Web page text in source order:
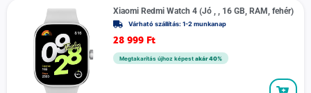
Xiaomi Redmi Watch 4 (Jó , , 16 GB, RAM, fehér)
Várható szállítás: 1-2 munkanap
28 999 Ft
Megtakarítás újhoz képest akár 40%